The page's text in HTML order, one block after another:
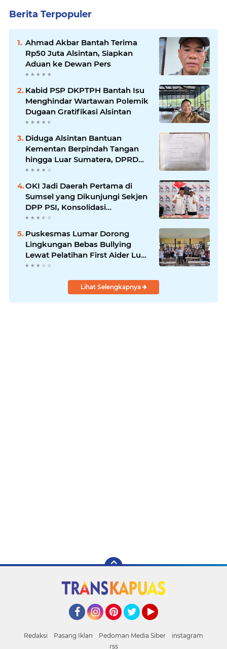
Berita Terpopuler
Ahmad Akbar Bantah Terima
Rp50 Juta Alsintan, Siapkan
Aduan ke Dewan Pers
Kabid PSP DKPTPH Bantah Isu
Menghindar Wartawan Polemik
Dugaan Gratifikasi Alsintan
Diduga Alsintan Bantuan
Kementan Berpindah Tangan
hingga Luar Sumatera, DPRD
Sumsel Minta Aparat Usut
OKI Jadi Daerah Pertama di
Sumsel yang Dikunjungi Sekjen
DPP PSI, Konsolidasi
Pembentukan DPRT Dimulai
Puskesmas Lumar Dorong
Lingkungan Bebas Bullying
Lewat Pelatihan First Aider Luka
Psikologis di SMAN 01
Lihat Selengkapnya
Redaksi Pasang Iklan Pedoman Media Siber
instagram
rss